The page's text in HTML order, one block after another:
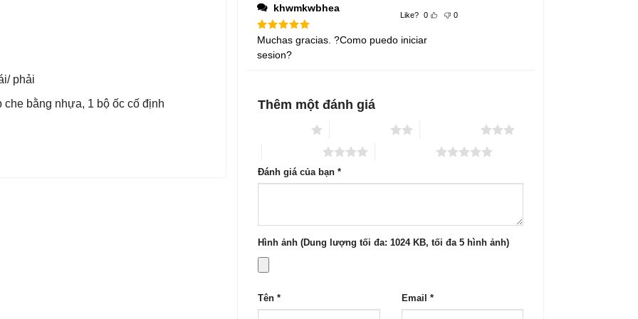
phải
che bằng nhựa, 1 bộ ốc cố định
1
5
sao
khwmkwbhea
Được xếp
hạng
55
sao
Muchas gracias. ?Como puedo iniciar
sesion?
Like? 0 0
Thêm một đánh giá
Đánh giá của bạn*
Hình ảnh (Dung lượng tối đa: 1024 KB, tối đa 5 hình ảnh)
Tên* Email *